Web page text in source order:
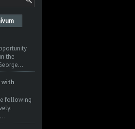
the
with
following